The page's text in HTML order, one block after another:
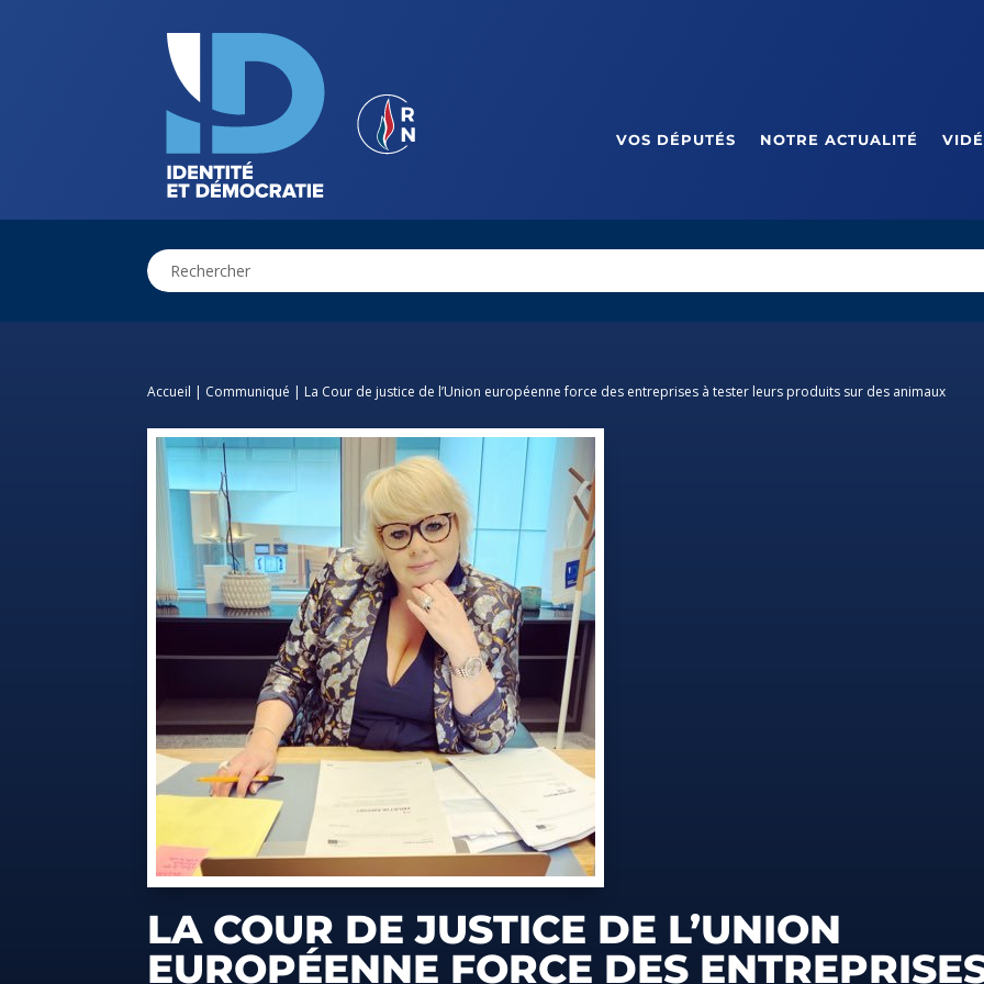
VOS DÉPUTÉS NOTRE ACTUALITÉ
Accueil | Communiqué | La Cour de justice de l’Union européenne force des entreprises à tester leurs produits sur des animaux
LA COUR DE JUSTICE DE L’UNION
EUROPÉENNE FORCE DES